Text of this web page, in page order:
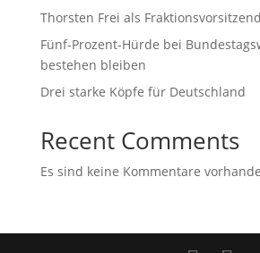
Thorsten Frei als
Fünf-Prozent-Hürde bei
bestehen bleiben
Drei starke Köpfe für Deutschland
Recent Comments
Es sind keine Kommentare